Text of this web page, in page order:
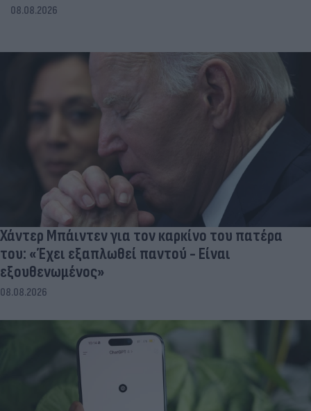
08.08.2026
Χάντερ Μπάιντεν για τον καρκίνο του πατέρα
του: «Έχει εξαπλωθεί παντού - Είναι
εξουθενωμένος»
08.08.2026